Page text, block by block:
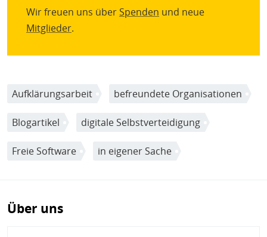
Wir freuen uns über Spenden und neue
Mitglieder.
Aufklärungsarbeit befreundete Organisationen
Blogartikel digitale Selbstverteidigung
Freie Software in eigener Sache
Über uns